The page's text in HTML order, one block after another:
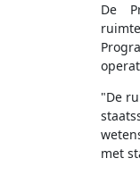
De
"De
met